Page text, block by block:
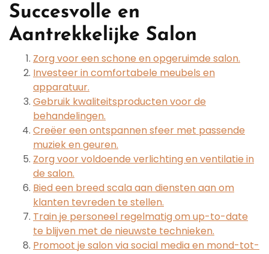
Succesvolle en
Aantrekkelijke Salon
Zorg voor een schone en opgeruimde salon.
Investeer in comfortabele meubels en
apparatuur.
Gebruik kwaliteitsproducten voor de
behandelingen.
Creëer een ontspannen sfeer met passende
muziek en geuren.
Zorg voor voldoende verlichting en ventilatie in
de salon.
Bied een breed scala aan diensten aan om
klanten tevreden te stellen.
Train je personeel regelmatig om up-to-date
te blijven met de nieuwste technieken.
Promoot je salon via social media en mond-tot-